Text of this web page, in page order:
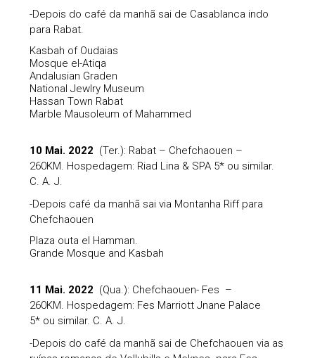
-Depois do café da manhã sai de Casablanca indo
para Rabat.
Kasbah of Oudaias
Mosque el-Atiqa
Andalusian Graden
National Jewlry Museum
Hassan Town Rabat
Marble Mausoleum of Mahammed
10 Mai. 2022 (Ter.): Rabat – Chefchaouen –
260KM. Hospedagem: Riad Lina & SPA 5* ou similar.
C. A. J.
-Depois café da manhã sai via Montanha Riff para
Chefchaouen
Plaza outa el Hamman.
Grande Mosque and Kasbah
11 Mai. 2022 (Qua.): Chefchaouen- Fes –
260KM. Hospedagem: Fes Marriott Jnane Palace
5* ou similar. C. A. J.
-Depois do café da manhã sai de Chefchaouen via as